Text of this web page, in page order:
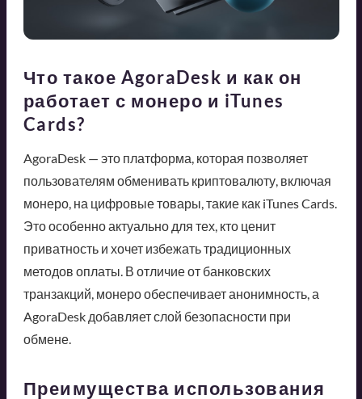
Что такое AgoraDesk и как он
работает с монеро и iTunes
Cards?
AgoraDesk — это платформа, которая позволяет
пользователям обменивать криптовалюту, включая
монеро, на цифровые товары, такие как iTunes Cards.
Это особенно актуально для тех, кто ценит
приватность и хочет избежать традиционных
методов оплаты. В отличие от банковских
транзакций, монеро обеспечивает анонимность, а
AgoraDesk добавляет слой безопасности при
обмене.
Преимущества использования